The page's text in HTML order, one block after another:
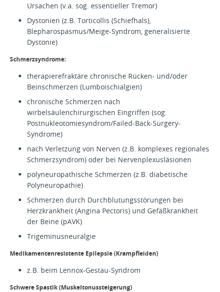
Ursachen (v.a. sog. essentieller Tremor)
Dystonien (z.B. Torticollis (Schiefhals),
Blepharospasmus/Meige-Syndrom, generalisierte
Dystonie)
Schmerzsyndrome:
therapierefraktäre chronische Rücken- und/oder
Beinschmerzen (Lumboischialgien)
chronische Schmerzen nach
wirbelsäulenchirurgischen Eingriffen (sog.
Postnukleotomiesyndrom/Failed-Back-Surgery-
Syndrome)
nach Verletzung von Nerven (z.B. komplexes regionales
Schmerzsyndrom) oder bei Nervenplexusläsionen
polyneuropathische Schmerzen (z.B. diabetische
Polyneuropathie)
Schmerzen durch Durchblutungsstörungen bei
Herzkrankheit (Angina Pectoris) und Gefäßkrankheit
der Beine (pAVK)
Trigeminusneuralgie
Medikamentenresistente Epilepsie (Krampfleiden)
z.B. beim Lennox-Gestau-Syndrom
Schwere Spastik (Muskeltonussteigerung)